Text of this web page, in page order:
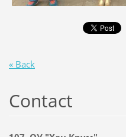
« Back
Contact